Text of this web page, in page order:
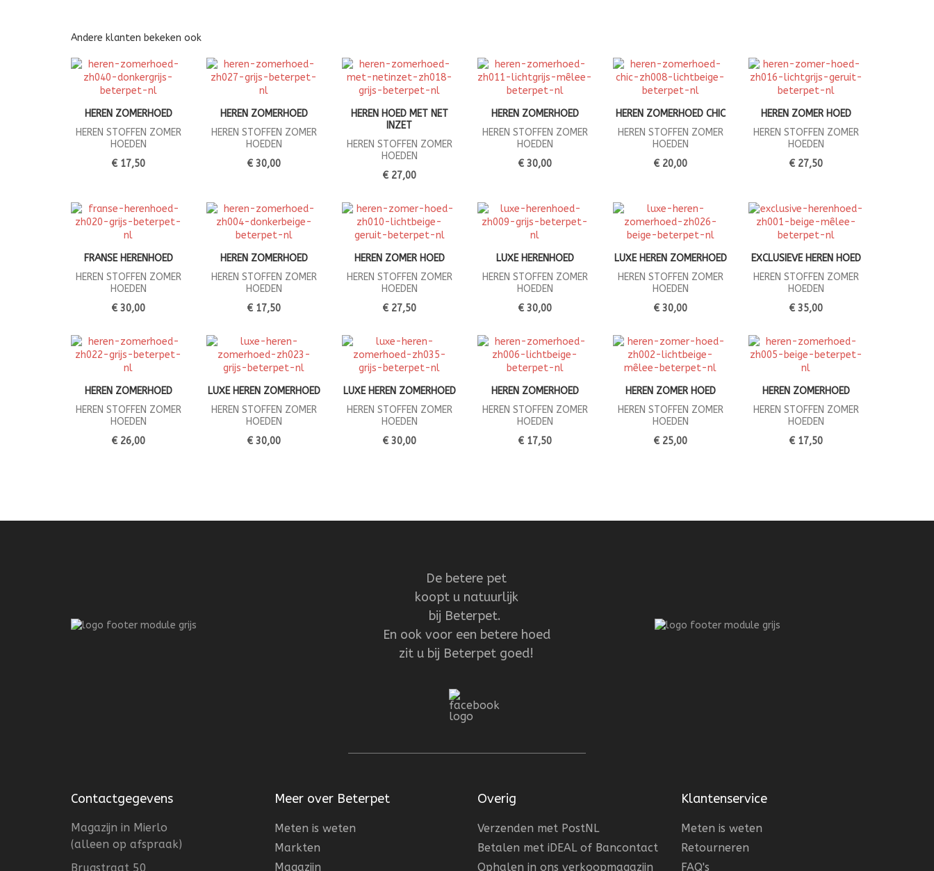
Andere klanten bekeken ook
HEREN ZOMERHOED
HEREN STOFFEN ZOMER
HOEDEN
€ 17,50
HEREN ZOMERHOED
HEREN STOFFEN ZOMER
HOEDEN
€ 30,00
HEREN HOED MET NET
INZET
HEREN STOFFEN ZOMER
HOEDEN
€ 27,00
HEREN ZOMERHOED
HEREN STOFFEN ZOMER
HOEDEN
€ 30,00
HEREN ZOMERHOED CHIC
HEREN STOFFEN ZOMER
HOEDEN
€ 20,00
HEREN ZOMER HOED
HEREN STOFFEN ZOMER
HOEDEN
€ 27,50
FRANSE HERENHOED
HEREN STOFFEN ZOMER
HOEDEN
€ 30,00
HEREN ZOMERHOED
HEREN STOFFEN ZOMER
HOEDEN
€ 17,50
HEREN ZOMER HOED
HEREN STOFFEN ZOMER
HOEDEN
€ 27,50
LUXE HERENHOED
HEREN STOFFEN ZOMER
HOEDEN
€ 30,00
LUXE HEREN ZOMERHOED
HEREN STOFFEN ZOMER
HOEDEN
€ 30,00
EXCLUSIEVE HEREN HOED
HEREN STOFFEN ZOMER
HOEDEN
€ 35,00
HEREN ZOMERHOED
HEREN STOFFEN ZOMER
HOEDEN
€ 26,00
LUXE HEREN ZOMERHOED
HEREN STOFFEN ZOMER
HOEDEN
€ 30,00
LUXE HEREN ZOMERHOED
HEREN STOFFEN ZOMER
HOEDEN
€ 30,00
HEREN ZOMERHOED
HEREN STOFFEN ZOMER
HOEDEN
€ 17,50
HEREN ZOMER HOED
HEREN STOFFEN ZOMER
HOEDEN
€ 25,00
HEREN ZOMERHOED
HEREN STOFFEN ZOMER
HOEDEN
€ 17,50
De betere pet
koopt u natuurlijk
bij Beterpet.
En ook voor een betere hoed
zit u bij Beterpet goed!
Contactgegevens
Magazijn in Mierlo
(alleen op afspraak)
Brugstraat 50
Meer over Beterpet
Meten is weten
Markten
Magazijn
Overig
Verzenden met PostNL
Betalen met iDEAL of Bancontact
Ophalen in ons verkoopmagazijn
Klantenservice
Meten is weten
Retourneren
FAQ's